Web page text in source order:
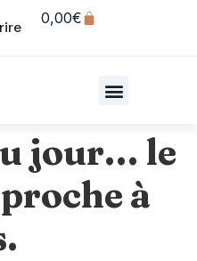
0,00€
jour… le
à